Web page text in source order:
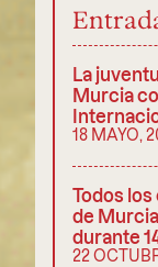
La
Murcia
18 MAYO,
Todos
de
durante
22